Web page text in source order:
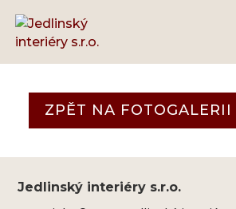
Bílý lesk –
ZPĚT NA
Jedlinský interiéry s.r.o.